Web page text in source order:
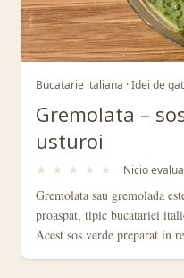
Bucatarie italiana · Idei de
Gremolata –
usturoi
★ ★ ★ ★ ★ Nicio
Gremolata sau gremolada
proaspat, tipic bucatariei
Acest sos verde preparat in